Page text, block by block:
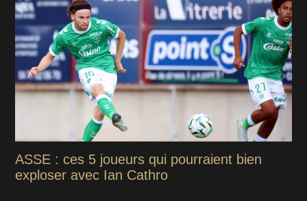
ASSE : ces 5 joueurs qui pourraient bien
exploser avec Ian Cathro